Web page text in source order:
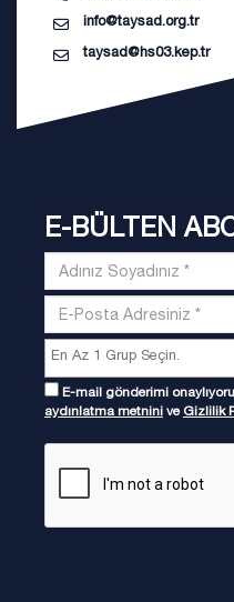
info@taysad.org.tr
taysad@hs03.kep.tr
E-BÜLTEN
E-mail gönderimi
aydınlatma metnini ve Gizlilik